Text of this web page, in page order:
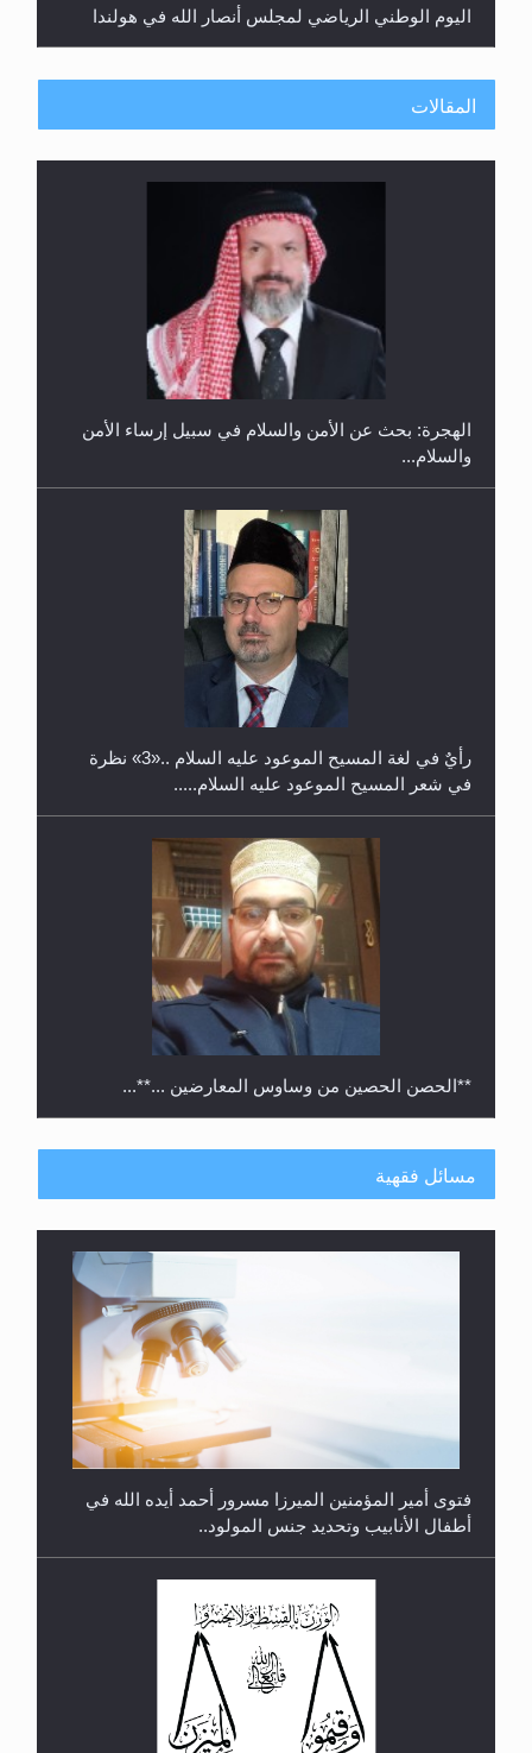
اليوم الوطني الرياضي لمجلس أنصار الله في هولندا
إتمام حفظ القرآن الكريم لثلاثة طلاب من مدرسة الحفظ
حفل توزيع الشهادات في الجامعة الأحمدية بنيجيريا لعام
المقالات
الهجرة: بحث عن الأمن والسلام في سبيل إرساء الأمن
والسلام...
رأيٌ في لغة المسيح الموعود عليه السلام ..«3» نظرة
في شعر المسيح الموعود عليه السلام.....
**الحصن الحصين من وساوس المعارضين ...**...
رأيٌ في لغة المسيح الموعود عليه السلام.. 4...
مسائل فقهية
فتوى أمير المؤمنين الميرزا مسرور أحمد أيده الله في
أطفال الأنابيب وتحديد جنس المولود..